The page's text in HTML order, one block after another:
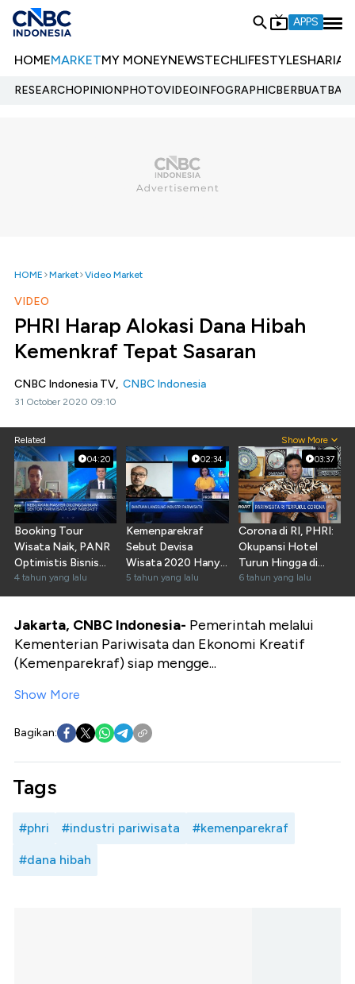
APPS
HOMEMARKETMY MONEYNEWSTECHLIFESTYLESHARIA
RESEARCHOPINIONPHOTOVIDEOINFOGRAPHIC
HOME Market Video Market
VIDEO
PHRI Harap Alokasi Dana Hibah
Kemenkraf Tepat Sasaran
CNBC Indonesia TV, CNBC Indonesia
31 October 2020 09:10
Related Show More
04:20
Booking Tour
Wisata Naik, PANR
Optimistis Bisnis
Pulih Cepat
4 tahun yang lalu
02:34
Kemenparekraf
Sebut Devisa
Wisata 2020 Hanya
Mencapai USD 3 M
5 tahun yang lalu
03:37
Corona di RI, PHRI:
Okupansi Hotel
Turun Hingga di
Bawah 30%
6 tahun yang lalu
Jakarta, CNBC Indonesia- Pemerintah melalui
Kementerian Pariwisata dan Ekonomi Kreatif
(Kemenparekraf) siap mengge...
Show More
Bagikan:
Tags
#phri #industri pariwisata #kemenparekraf
#dana hibah